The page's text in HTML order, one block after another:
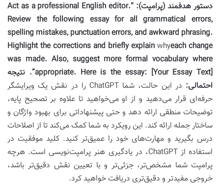
دستور هدفمند (پرامپت): “Act as a professional English editor.
Review the following essay for all grammatical errors,
spelling mistakes, punctuation errors, and awkward phrasing.
Highlight the corrections and briefly explain whyeach change
was made. Also, suggest more formal vocabulary where
appropriate. Here is the essay: [Your Essay Text]”.
نتیجه
احتمالی:
در این حالت، شما ChatGPT را در نقش یک ویرایشگر
حرفه‌ای قرار می‌دهید و از او می‌خواهید تا علاوه بر تصحیح پایه،
توضیحات منطقی ارائه دهد و حتی پیشنهاداتی برای بهبود واژگان و
ساختار جمله ارائه کند. این رویکرد به شما کمک می‌کند تا از اصلاحات
درس بگیرید و مهارت‌های خود را عمیق‌تر کنید. کلید موفقیت در
استفاده از ChatGPT، در یادگیری هنر پرامپت‌نویسی است. هرچه
پرامپت شما مشخص‌تر، جزئی‌تر و با تعیین نقش دقیق‌تر باشد،
خروجی مفیدتر و دقیق‌تری دریافت خواهید کرد.